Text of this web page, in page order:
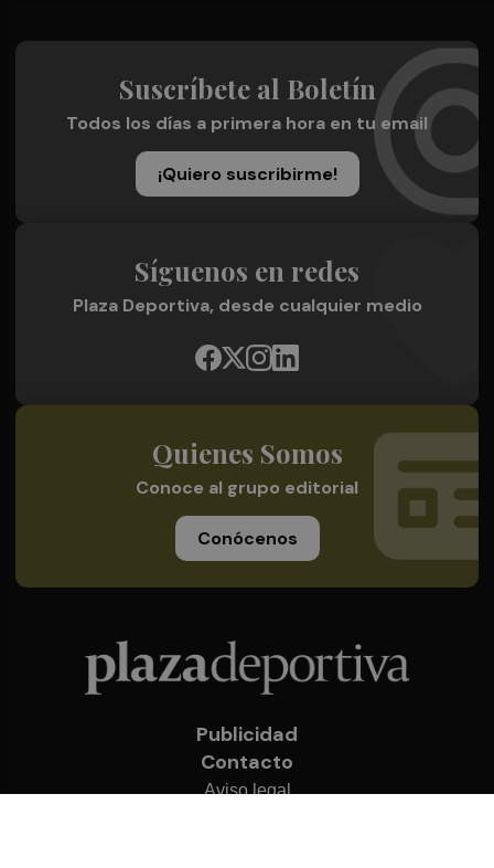
Suscríbete al Boletín
Todos los días a primera hora en tu email
¡Quiero suscribirme!
Síguenos en redes
Plaza Deportiva, desde cualquier medio
Quienes Somos
Conoce al grupo editorial
Conócenos
Publicidad
Contacto
Aviso legal